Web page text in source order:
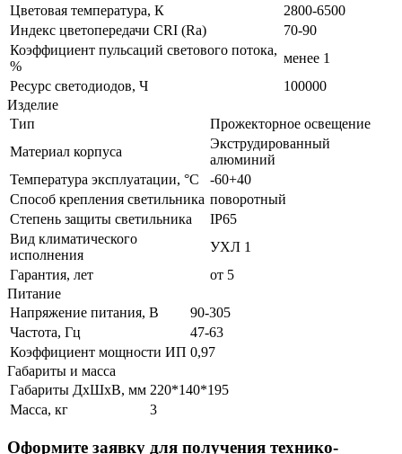
Цветовая температура, К
2800-6500
Индекс цветопередачи CRI (Ra)
70-90
Коэффициент пульсаций светового потока,
%
менее 1
Ресурс светодиодов, Ч
100000
Изделие
Тип
Прожекторное освещение
Материал корпуса
Экструдированный
алюминий
Температура эксплуатации, °С
-60+40
Способ крепления светильника поворотный
Степень защиты светильника
IP65
Вид климатического
исполнения
УХЛ 1
Гарантия, лет
от 5
Питание
Напряжение питания, В
90-305
Частота, Гц
47-63
Коэффициент мощности ИП 0,97
Габариты и масса
Габариты ДхШхВ, мм 220*140*195
Масса, кг
3
Оформите заявку для получения технико-